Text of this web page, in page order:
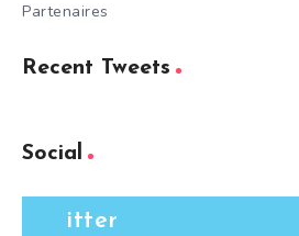
Partenaires
Recent Tweets
Social
itter